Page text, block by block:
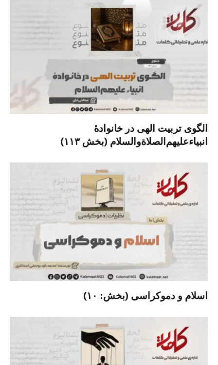
الگوی تربیت الهی در خانوادۀ
انبیاءعلیهم‌الصلاةو‌السلام (بخش ۱۱۳)
اسلام و دموکراسی (بخش: ۱۰)